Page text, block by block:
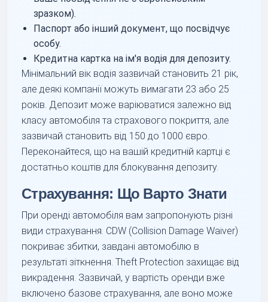
зразком).
Паспорт або інший документ, що посвідчує
особу.
Кредитна картка на ім'я водія для депозиту.
Мінімальний вік водія зазвичай становить 21 рік,
але деякі компанії можуть вимагати 23 або 25
років. Депозит може варіюватися залежно від
класу автомобіля та страхового покриття, але
зазвичай становить від 150 до 1000 євро.
Переконайтеся, що на вашій кредитній картці є
достатньо коштів для блокування депозиту.
Страхування: Що Варто Знати
При оренді автомобіля вам запропонують різні
види страхування. CDW (Collision Damage Waiver)
покриває збитки, завдані автомобілю в
результаті зіткнення. Theft Protection захищає від
викрадення. Зазвичай, у вартість оренди вже
включено базове страхування, але воно може